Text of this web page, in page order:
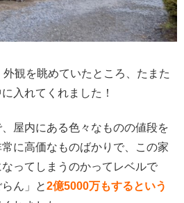
観を眺めていたところ、たまた
入れてくれました！
屋内にある色々なものの値段を
に高価なものばかりで、この家
ってしまうのかってレベルで
ん」と2億5000万もするという